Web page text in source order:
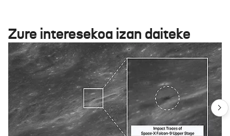
Zure interesekoa izan daiteke